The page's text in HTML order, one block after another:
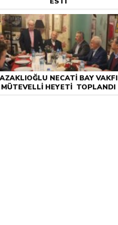
AZAKLIOĞLU NECATI BAY VAKFI
MÜTEVELLI HEYETI TOPLANDI